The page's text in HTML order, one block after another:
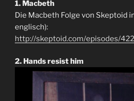
1. Macbeth
Die Macbeth Folge von Skeptoid
englisch):
http://skeptoid.com/episodes/
2. Hands resist him